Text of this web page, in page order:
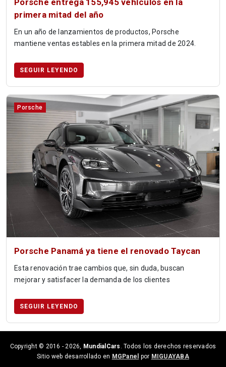
Porsche entrega 155,945 vehículos en la
primera mitad del año
En un año de lanzamientos de productos, Porsche
mantiene ventas estables en la primera mitad de 2024.
SEGUIR LEYENDO
Porsche
Porsche Panamá ya tiene el renovado Taycan
Esta renovación trae cambios que, sin duda, buscan
mejorar y satisfacer la demanda de los clientes
SEGUIR LEYENDO
Copyright © 2016 - 2026, MundialCars . Todos los derechos reservados
Sitio web desarrollado en MGPanel por MIGUAYABA